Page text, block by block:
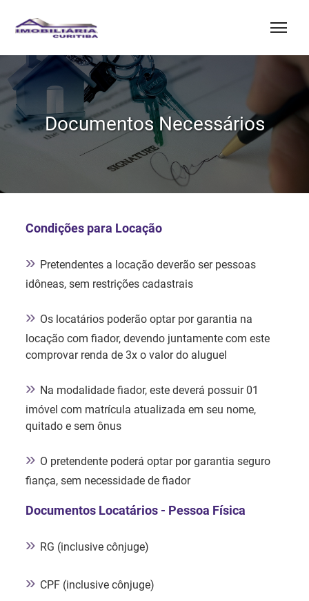
menu
Documentos Necessários
Condições para Locação
» Pretendentes a locação deverão ser pessoas
idôneas, sem restrições cadastrais
» Os locatários poderão optar por garantia na
locação com fiador, devendo juntamente com este
comprovar renda de 3x o valor do aluguel
» Na modalidade fiador, este deverá possuir 01
imóvel com matrícula atualizada em seu nome,
quitado e sem ônus
» O pretendente poderá optar por garantia seguro
fiança, sem necessidade de fiador
Documentos Locatários - Pessoa Física
» RG (inclusive cônjuge)
» CPF (inclusive cônjuge)